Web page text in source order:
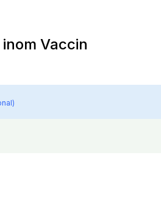
Vaccin